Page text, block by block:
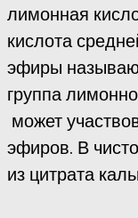
лимонная
кислота
эфиры
группа
может
эфиров. В
из цитрата